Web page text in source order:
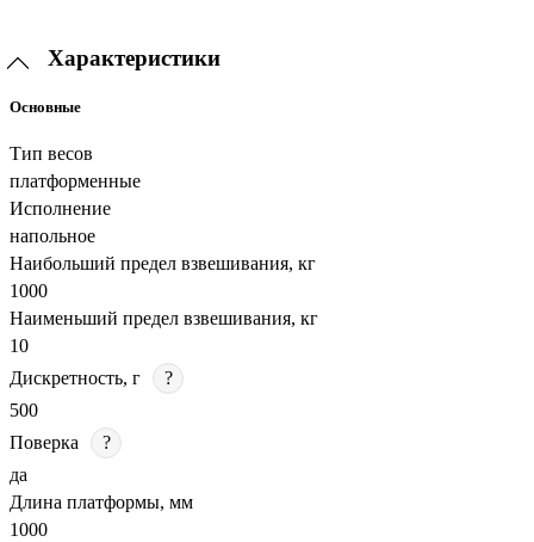
Характеристики
Основные
Тип весов
платформенные
Исполнение
напольное
Наибольший предел взвешивания, кг
1000
Наименьший предел взвешивания, кг
10
Дискретность, г
?
500
Поверка
?
да
Длина платформы, мм
1000